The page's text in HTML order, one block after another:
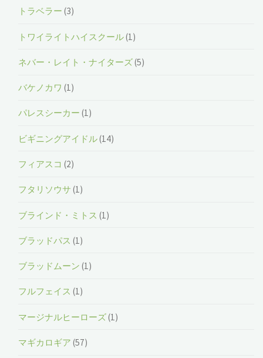
トラベラー (3)
トワイライトハイスクール(1)
ネバー・レイト・ナイターズ(5)
バケノカワ (1)
パレスシーカー (1)
ビギニングアイドル(14)
フィアスコ (2)
フタリソウサ (1)
ブラインド・ミトス (1)
ブラッドパス (1)
ブラッドムーン (1)
フルフェイス (1)
マージナルヒーローズ(1)
マギカロギア (57)